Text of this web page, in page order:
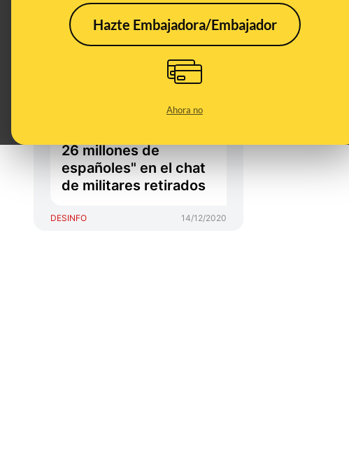
Hazte Embajadora/Embajador
Ahora no
No, no hay pruebas de
Domínguez es quien
26 millones de
españoles" en el chat
de militares retirados
DESINFO 14/12/2020